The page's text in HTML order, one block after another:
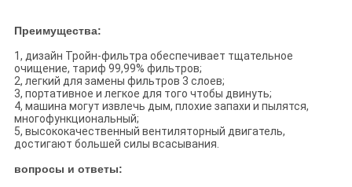
Преимущества:
1, дизайн Тройн-фильтра обеспечивает тщательное
очищение, тариф 99,99% фильтров;
2, легкий для замены фильтров 3 слоев;
3, портативное и легкое для того чтобы двинуть;
4, машина могут извлечь дым, плохие запахи и пылятся,
многофункциональный;
5, высококачественный вентиляторный двигатель,
достигают большей силы всасывания.
вопросы и ответы: